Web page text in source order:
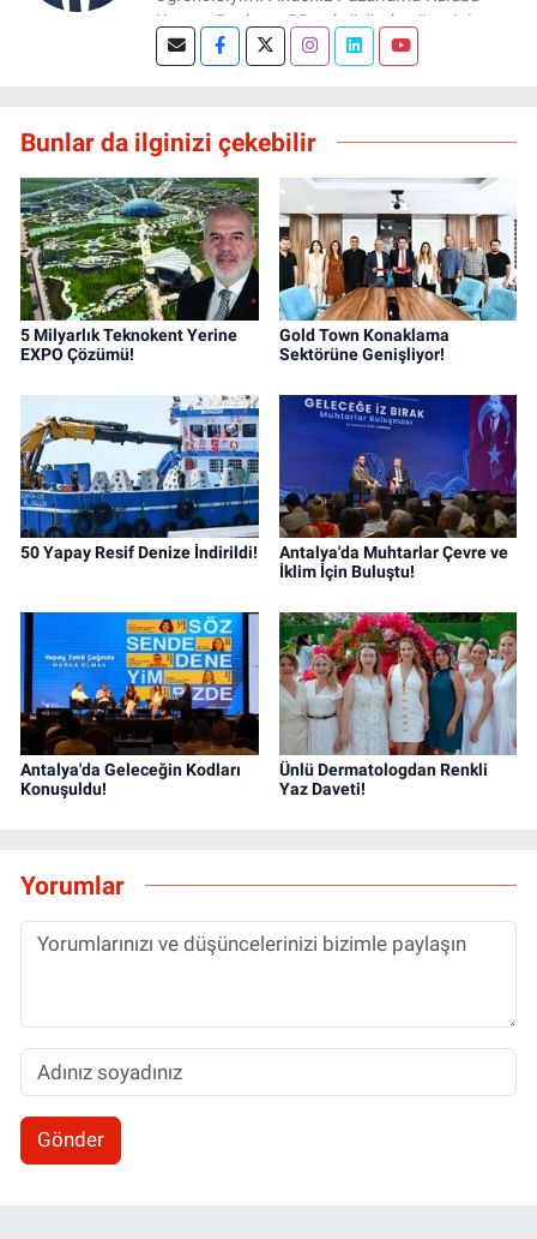
Kurucu Başkanı, PR sektöründe yönetici
asistanı ve Basın Antalya sitesinde editör
dürüst, stratejik ve veri odaklı içerikler
üretmeye odaklanıyorum. Marka iletişimi ve
dijital pazarlama alanında değer yaratmayı
hedefliyorum.
Bunlar da ilginizi çekebilir
5 Milyarlık Teknokent Yerine
EXPO Çözümü!
Gold Town Konaklama
Sektörüne Genişliyor!
50 Yapay Resif Denize İndirildi!
Antalya'da Muhtarlar Çevre ve
İklim İçin Buluştu!
Antalya'da Geleceğin Kodları
Konuşuldu!
Ünlü Dermatologdan Renkli
Yaz Daveti!
Yorumlar
Gönder